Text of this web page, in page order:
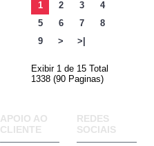
1 2 3
4
5
6 7
8
9
> >|
Exibir 1 de 15 Total
1338 (90 Paginas)
APOIO AO
CLIENTE
REDES
SOCIAIS